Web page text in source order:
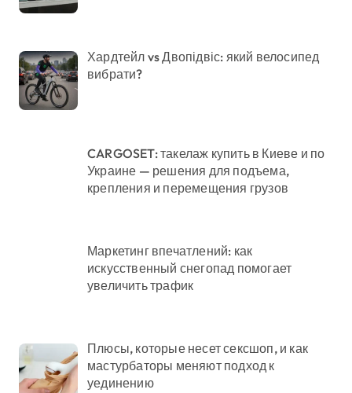
Хардтейл vs Двопідвіс: який велосипед
вибрати?
CARGOSET: такелаж купить в Киеве и по
Украине — решения для подъема,
крепления и перемещения грузов
Маркетинг впечатлений: как
искусственный снегопад помогает
увеличить трафик
Плюсы, которые несет сексшоп, и как
мастурбаторы меняют подход к
уединению